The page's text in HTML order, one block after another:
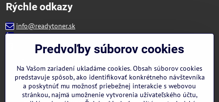
Rýchle odkazy
info@readytoner.sk
+421 944 322 536 (PO-PIA: 09:00- 15:00)
Facebook
WhatsApp
Predvoľby súborov cookies
Na Vašom zariadení ukladáme cookies. Obsah súborov cookies
predstavuje spôsob, ako identifikovať konkrétneho návštevníka
a poskytnúť mu možnosť priebežnej interakcie s webovou
stránkou, najmä umožnenie vytvorenia užívateľského účtu,